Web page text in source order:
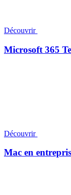
Découvrir
Microsoft 365
Découvrir
Mac en